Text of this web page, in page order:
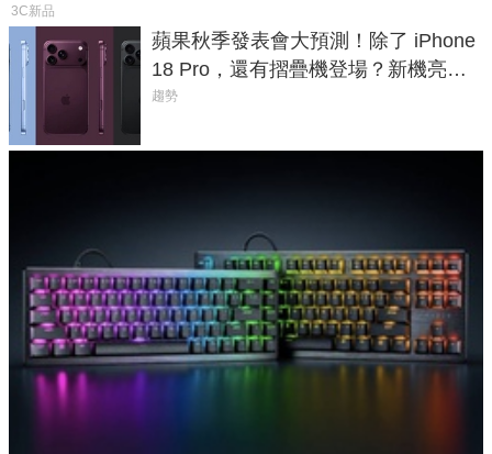
3C新品
蘋果秋季發表會大預測！除了 iPhone
18 Pro，還有摺疊機登場？新機亮點
預測一次看
趨勢